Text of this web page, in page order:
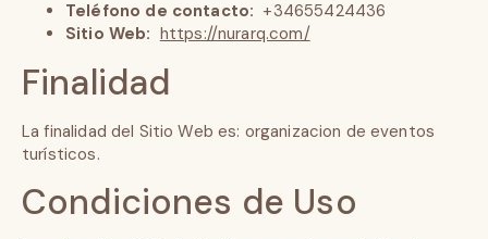
Teléfono de contacto: +34655424436
Sitio Web: https://nurarq.com/
Finalidad
La finalidad del Sitio Web es: organizacion de eventos
turísticos.
Condiciones de Uso